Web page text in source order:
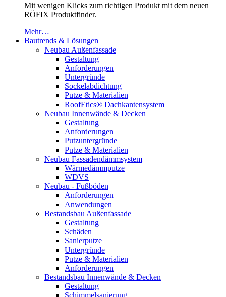
Mit wenigen Klicks zum richtigen Produkt mit dem neuen
RÖFIX Produktfinder.
Mehr…
Bautrends & Lösungen
Neubau Außenfassade
Gestaltung
Anforderungen
Untergründe
Sockelabdichtung
Putze & Materialien
RoofEtics® Dachkantensystem
Neubau Innenwände & Decken
Gestaltung
Anforderungen
Putzuntergründe
Putze & Materialien
Neubau Fassadendämmsystem
Wärmedämmputze
WDVS
Neubau - Fußböden
Anforderungen
Anwendungen
Bestandsbau Außenfassade
Gestaltung
Schäden
Sanierputze
Untergründe
Putze & Materialien
Anforderungen
Bestandsbau Innenwände & Decken
Gestaltung
Schimmelsanierung